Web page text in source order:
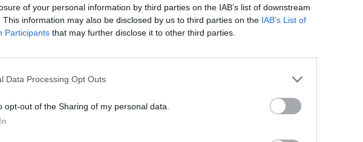
of your personal information by third parties on the IAB’s list of downstream
This information may also be disclosed by us to third parties on the IAB’s List of
Participants that may further disclose it to other third parties.
Data Processing Opt Outs
opt-out of the Sharing of my personal data.
Le
gas